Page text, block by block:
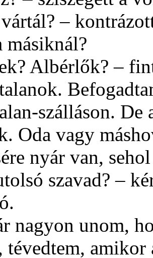
–
Albérlők? –
szálláson. De
Oda vagy
nyár van,
szavad? –
nagyon unom,
tévedtem, amikor